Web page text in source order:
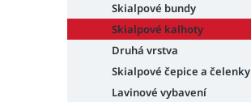
Skialpové bundy
Skialpové kalhoty
Druhá vrstva
Skialpové čepice a čelenky
Lavinové vybavení